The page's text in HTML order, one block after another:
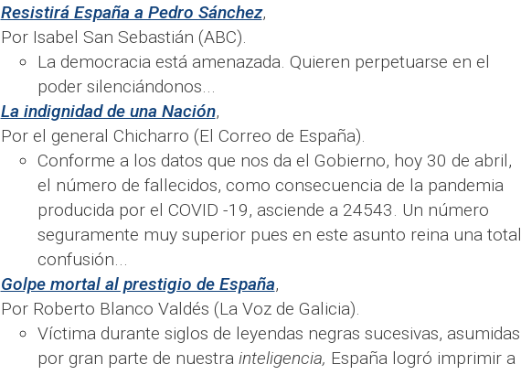
Resistirá España a Pedro Sánchez,
Por Isabel San Sebastián (ABC).
La democracia está amenazada. Quieren perpetuarse en el
poder silenciándonos...
La indignidad de una Nación,
Por el general Chicharro (El Correo de España).
Conforme a los datos que nos da el Gobierno, hoy 30 de abril,
el número de fallecidos, como consecuencia de la pandemia
producida por el COVID -19, asciende a 24543. Un número
seguramente muy superior pues en este asunto reina una total
confusión...
Golpe mortal al prestigio de España,
Por Roberto Blanco Valdés (La Voz de Galicia).
Víctima durante siglos de leyendas negras sucesivas, asumidas
por gran parte de nuestra inteligencia, España logró imprimir a